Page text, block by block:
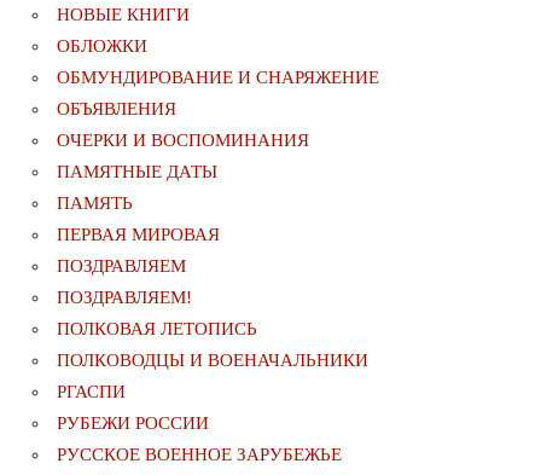
НОВЫЕ КНИГИ
ОБЛОЖКИ
ОБМУНДИРОВАНИЕ И СНАРЯЖЕНИЕ
ОБЪЯВЛЕНИЯ
ОЧЕРКИ И ВОСПОМИНАНИЯ
ПАМЯТНЫЕ ДАТЫ
ПАМЯТЬ
ПЕРВАЯ МИРОВАЯ
ПОЗДРАВЛЯЕМ
ПОЗДРАВЛЯЕМ!
ПОЛКОВАЯ ЛЕТОПИСЬ
ПОЛКОВОДЦЫ И ВОЕНАЧАЛЬНИКИ
РГАСПИ
РУБЕЖИ РОССИИ
РУССКОЕ ВОЕННОЕ ЗАРУБЕЖЬЕ